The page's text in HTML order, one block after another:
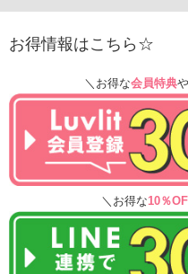
お得情報はこちら☆
＼お得な会員特典や
＼お得な10％